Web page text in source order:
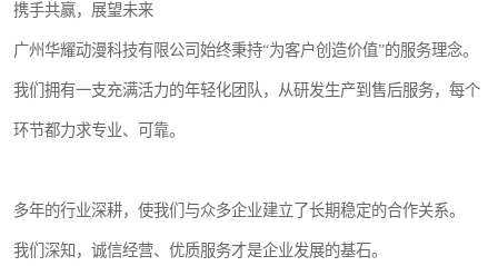
携手共赢，展望未来
广州华耀动漫科技有限公司始终秉持“为客户创造价值”的服务理念。
我们拥有一支充满活力的年轻化团队，从研发生产到售后服务，每个
环节都力求专业、可靠。
多年的行业深耕，使我们与众多企业建立了长期稳定的合作关系。
我们深知，诚信经营、优质服务才是企业发展的基石。